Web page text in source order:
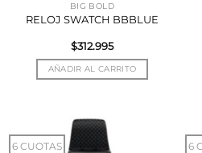
BIG BOLD
RELOJ SWATCH BBBLUE
$312.995
AÑADIR AL CARRITO
6 CUOTAS 6